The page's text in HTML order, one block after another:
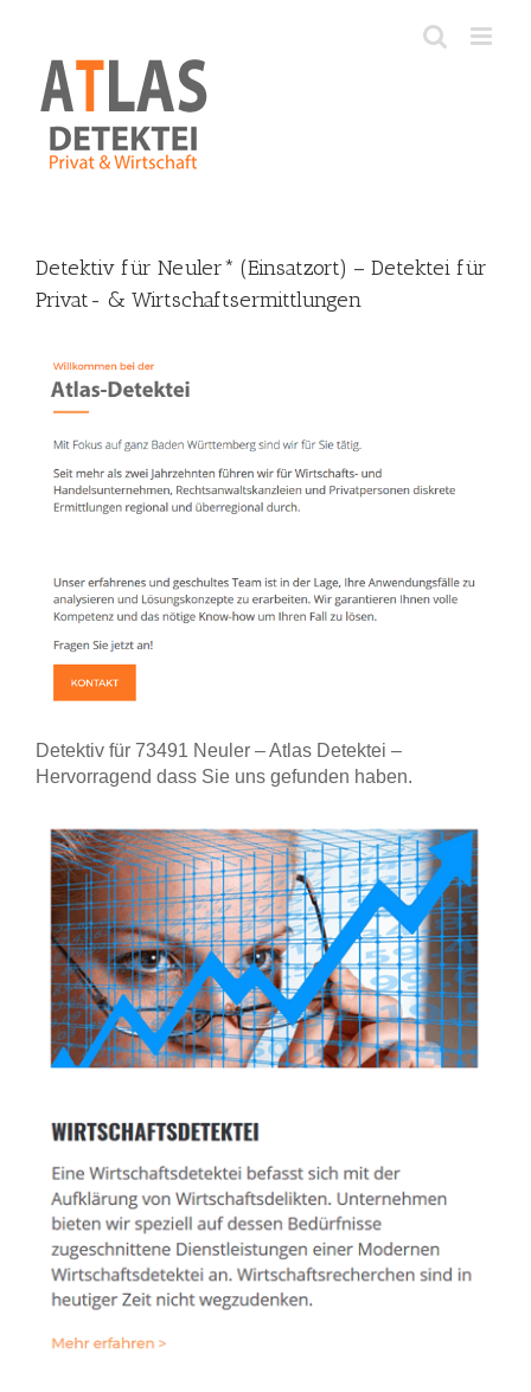
content
Detektiv für Neuler* (Einsatzort) – Detektei für
Privat- & Wirtschaftsermittlungen
Detektiv für 73491 Neuler – Atlas Detektei –
Hervorragend dass Sie uns gefunden haben.